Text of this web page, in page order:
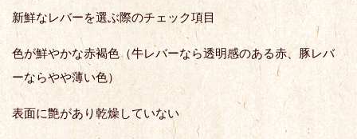
新鮮なレバーを選ぶ際のチェック項目
色が鮮やかな赤褐色（牛レバーなら透明感のある赤、豚レバ
ーならやや薄い色）
表面に艶があり乾燥していない